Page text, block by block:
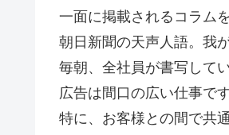
一面に掲載されるコラム
朝日新聞の天声人語。我
毎朝、全社員が書写して
広告は間口の広い仕事で
特に、お客様との間で共